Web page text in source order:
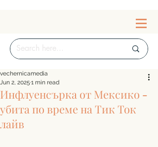
Инфлуенсърка от Мексико -
убита по време на Тик Ток
лайв
vechernicamedia
Jun 2, 2025 1 min read